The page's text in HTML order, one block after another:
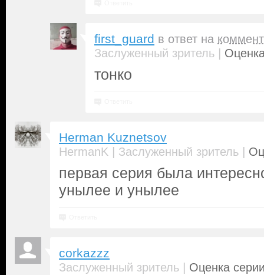
first_guard в ответ на
Заслуженный зритель |
тонко
Herman Kuznetsov
HermanK | Заслуженный зритель |
первая серия была
унылее и унылее
corkazzz
Заслуженный зритель | Оценка